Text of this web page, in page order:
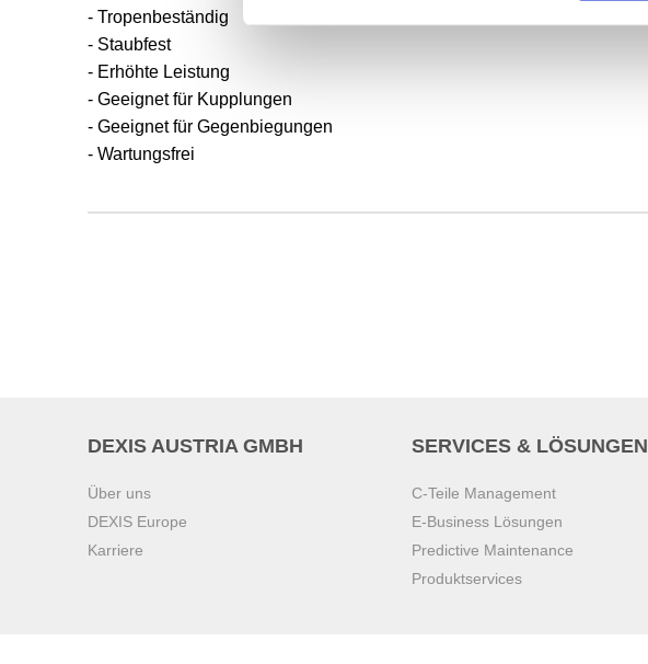
- Tropenbeständig
- Staubfest
- Erhöhte Leistung
- Geeignet für Kupplungen
- Geeignet für Gegenbiegungen
- Wartungsfrei
DEXIS AUSTRIA GMBH
Über uns
DEXIS Europe
Karriere
SERVICES & LÖSUNGEN
C-Teile Management
E-Business Lösungen
Predictive Maintenance
Produktservices